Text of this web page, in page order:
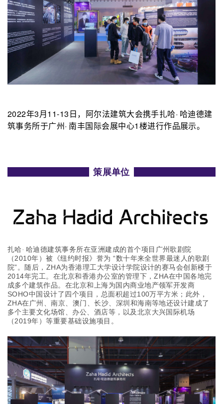
2022年3月11-13日，阿尔法建筑大会携手扎哈· 哈迪德建
筑事务所于广州· 南丰国际会展中心1楼进行作品展示。
策展单位
扎哈 · 哈迪德建筑事务所在亚洲建成的首个项目广州歌剧院
（2010年）被《纽约时报》誉为 “数十年来全世界最迷人的歌剧
院”。随后，ZHA为香港理工大学设计学院设计的赛马会创新楼于
2014年完工。在北京和香港办公室的管理下，ZHA在中国各地完
成多个建筑作品。在北京和上海为国内商业地产领军开发商
SOHO中国设计了四个项目，总面积超过100万平方米；此外，
ZHA在广州、南京、澳门、长沙、深圳和海南等地还设计建成了
多个主要文化场馆、办公、酒店等，以及北京大兴国际机场
（2019年）等重要基础设施项目。